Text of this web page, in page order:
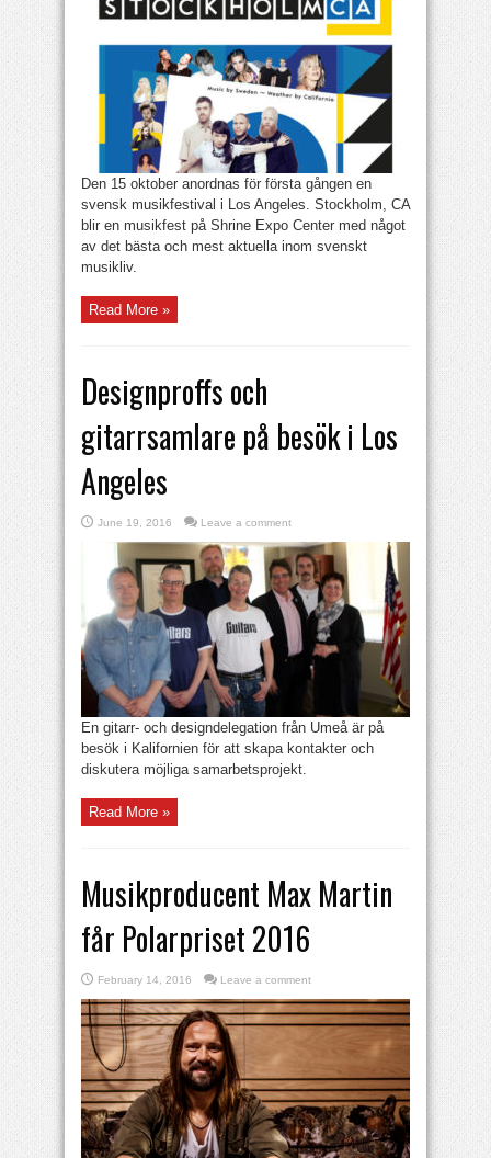
Den 15 oktober anordnas för första gången en
svensk musikfestival i Los Angeles. Stockholm, CA
blir en musikfest på Shrine Expo Center med något
av det bästa och mest aktuella inom svenskt
musikliv.
Read More »
Designproffs och
gitarrsamlare på besök i Los
Angeles
June 19, 2016 Leave a comment
En gitarr- och designdelegation från Umeå är på
besök i Kalifornien för att skapa kontakter och
diskutera möjliga samarbetsprojekt.
Read More »
Musikproducent Max Martin
får Polarpriset 2016
February 14, 2016 Leave a comment